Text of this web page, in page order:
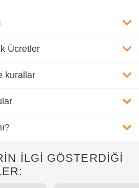
Ücretler
kurallar
İLGİ GÖSTERDİĞİ